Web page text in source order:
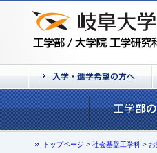
トップページ > 社会基盤工学科 >